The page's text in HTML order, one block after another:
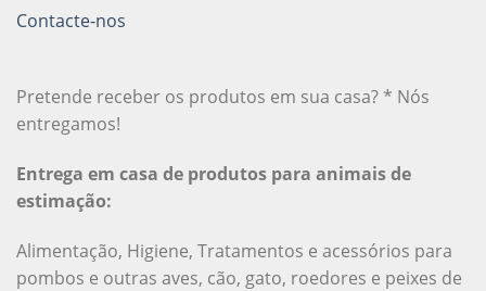
Contacte-nos
Pretende receber os produtos em sua casa? * Nós
entregamos!
Entrega em casa de produtos para animais de
estimação:
Alimentação, Higiene, Tratamentos e acessórios para
pombos e outras aves, cão, gato, roedores e peixes de